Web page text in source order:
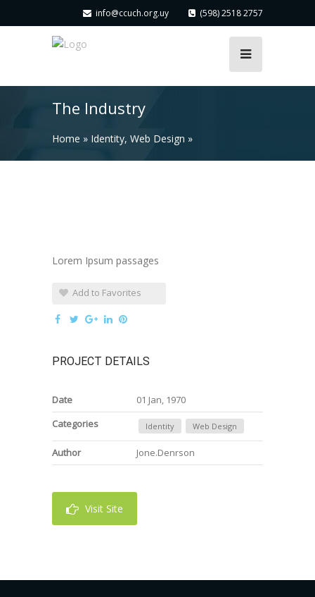
info@ccuch.org.uy (598) 2518 2757
The Industry
Home » Identity, Web Design »
Lorem Ipsum passages
Add to Favorites
PROJECT DETAILS
Date
01 Jan, 1970
Categories
Identity Web Design
Author Jone.Denrson
Visit Site